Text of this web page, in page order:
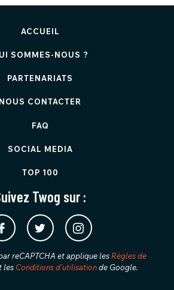
ACCUEIL
SOMMES-NOUS ?
PARTENARIATS
NOUS CONTACTER
FAQ
SOCIAL MEDIA
TOP 100
Twog sur :
reCAPTCHA et applique lesRègles de
les Conditions d'utilisationde Google.